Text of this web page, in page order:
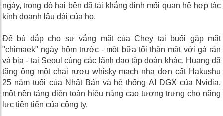
ngày, trong đó hai bên đã tái khẳng định mối quan hệ hợp tác
kinh doanh lâu dài của họ.
Để bù đắp cho sự vắng mặt của Chey tại buổi gặp mặt
"chimaek" ngày hôm trước - một bữa tối thân mật với gà rán
và bia - tại Seoul cùng các lãnh đạo tập đoàn khác, Huang đã
tặng ông một chai rượu whisky mạch nha đơn cất Hakushu
25 năm tuổi của Nhật Bản và hệ thống AI DGX của Nvidia,
một nền tảng điện toán hiệu năng cao tượng trưng cho năng
lực tiên tiến của công ty.